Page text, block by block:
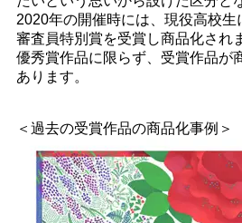
2020年の開催時には、現役高校
審査員特別賞を受賞し商品化され
優秀賞作品に限らず、受賞作品が
あります。
＜過去の受賞作品の商品化事例＞